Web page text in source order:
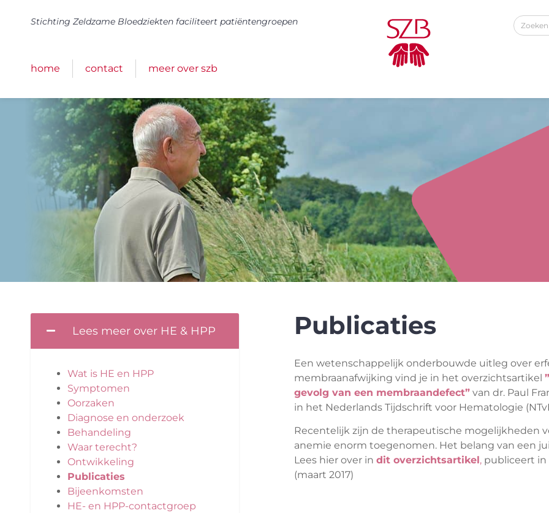
Stichting Zeldzame Bloedziekten faciliteert patiëntengroepen
home contact meer over szb
Lees meer over HE & HPP
Wat is HE en HPP
Symptomen
Oorzaken
Diagnose en onderzoek
Behandeling
Waar terecht?
Ontwikkeling
Publicaties
Bijeenkomsten
HE- en HPP-contactgroep
Publicaties
Een wetenschappelijk onderbouwde uitleg over
membraanafwijking vind je in het overzichtsartikel
gevolg van een membraandefect” van dr. Paul
in het Nederlands Tijdschrift voor Hematologie (NTvH
Recentelijk zijn de therapeutische mogelijkheden
anemie enorm toegenomen. Het belang van een
Lees hier over indit overzichtsartikel , publiceert
(maart 2017)